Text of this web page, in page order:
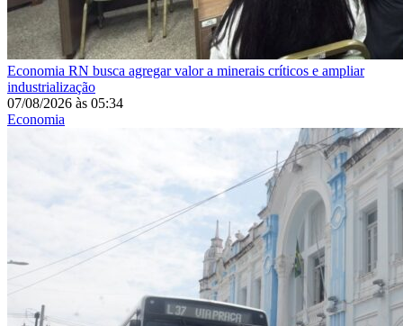
Economia RN busca agregar valor a minerais críticos e ampliar
industrialização
07/08/2026 às 05:34
Economia